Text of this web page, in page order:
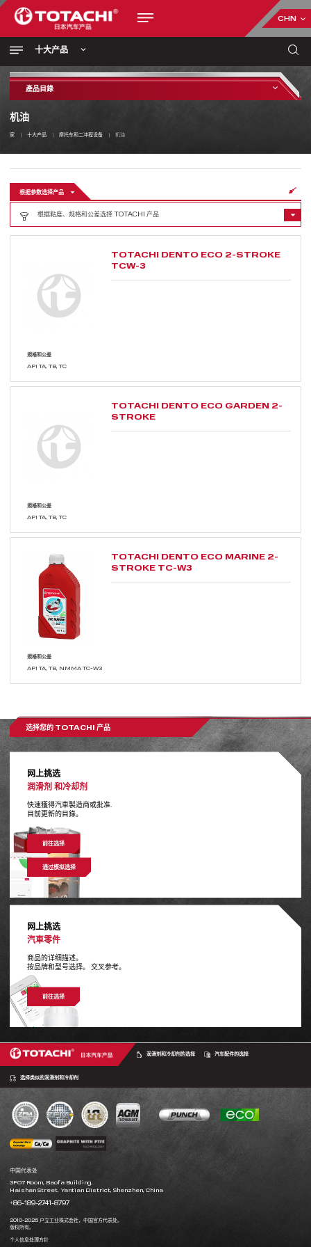
CHN
十大产品
產品目錄
机油
家 十大产品 摩托车和二冲程设备 机油
根据参数选择产品
根据粘度、规格和公差选择 TOTACHI 产品
TOTACHI DENTO ECO 2-STROKE
TCW-3
規格和公差
API TA, TB, TC
TOTACHI DENTO ECO GARDEN 2-
STROKE
規格和公差
API TA, TB, TC
TOTACHI DENTO ECO MARINE 2-
STROKE TC-W3
規格和公差
API TA, TB, NMMA TC-W3
选择您的 TOTACHI 产品
网上挑选
润滑剂和冷却剂
快速獲得汽車製造商或批准.
目前更新的目錄。
前往选择
通过模拟选择
网上挑选
汽車零件
商品的详细描述。
按品牌和型号选择。 交叉参考。
前往选择
润滑剂和冷却剂的选择 汽车配件的选择
选择类似的润滑剂和冷却剂
中国代表处
3F07 Room, Baofa Building,
Haishan Street, Yantian District, Shenzhen, China
+86-189-2741-8797
2010-2026 户立工业株式会社，中国官方代表处。
版权所有。
个人信息处理方针